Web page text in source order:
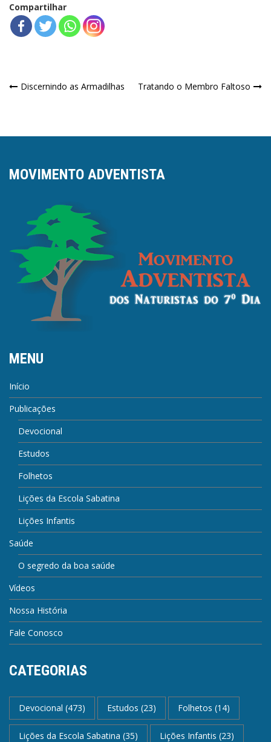
Compartilhar
Navegação
Discernindo as Armadilhas Tratando o Membro Faltoso
MOVIMENTO ADVENTISTA
MENU
Início
Publicações
Devocional
Estudos
Folhetos
Lições da Escola Sabatina
Lições Infantis
Saúde
O segredo da boa saúde
Vídeos
Nossa História
Fale Conosco
CATEGORIAS
Devocional (473) Estudos (23) Folhetos (14)
Lições da Escola Sabatina (35) Lições Infantis (23)